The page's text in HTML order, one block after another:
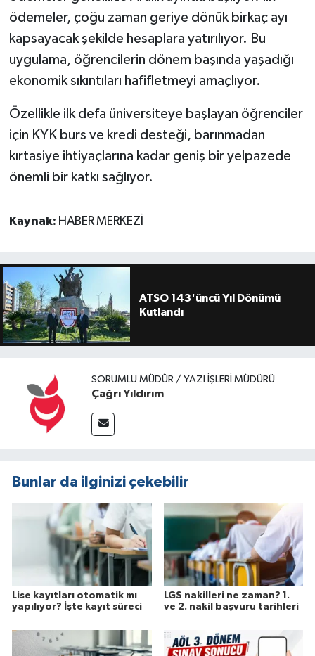
ödemeler, çoğu zaman geriye dönük birkaç ayı
kapsayacak şekilde hesaplara yatırılıyor. Bu
uygulama, öğrencilerin dönem başında yaşadığı
ekonomik sıkıntıları hafifletmeyi amaçlıyor.
Özellikle ilk defa üniversiteye başlayan öğrenciler
için KYK burs ve kredi desteği, barınmadan
kırtasiye ihtiyaçlarına kadar geniş bir yelpazede
önemli bir katkı sağlıyor.
Kaynak: HABER MERKEZİ
ATSO 143'üncü Yıl Dönümü
Kutlandı
SORUMLU MÜDÜR / YAZI İŞLERI MÜDÜRÜ
Çağrı Yıldırım
Bunlar da ilginizi çekebilir
Lise kayıtları otomatik mı
yapılıyor? İşte kayıt süreci
LGS nakilleri ne zaman? 1.
ve 2. nakil başvuru tarihleri